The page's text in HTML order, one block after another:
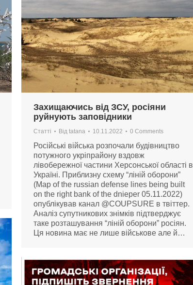
Захищаючись від ЗСУ, росіяни
руйнують заповідники
Статті Від tatana 10.11.2022 0 Comments
Російські війська розпочали будівництво
потужного укріпрайону вздовж
лівобережної частини Херсонської області в
Україні. Приблизну схему “ліній оборони”
(Map of the russian defense lines being built
on the right bank of the dnieper 05.11.2022)
опублікував канал @COUPSURE в твіттер.
Аналіз супутникових знімків підтверджує
таке розташування “ліній оборони” росіян.
Ця новина має не лише військове але й…